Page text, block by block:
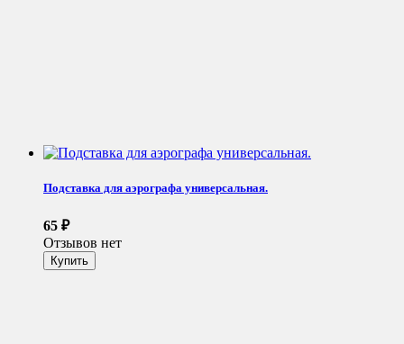
Подставка для аэрографа универсальная.
65 ₽
Отзывов нет